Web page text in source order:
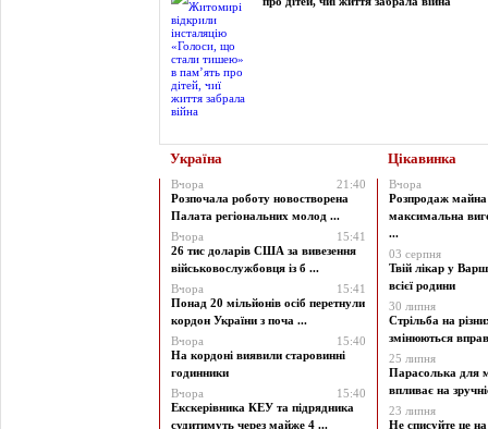
Україна Цікавинка
Вчора
21:40
Розпочала роботу новостворена
Палата регіональних молод ...
Вчора
15:41
26 тис доларів США за вивезення
військовослужбовця із б ...
Вчора
15:41
Понад 20 мільйонів осіб перетнули
кордон України з поча ...
Вчора
15:40
На кордоні виявили старовинні
годинники
Вчора
15:40
Екскерівника КЕУ та підрядника
судитимуть через майже 4 ...
Вчора
Розпродаж майна
максимальна
...
03 серпня
Твій лікар у
всієї родини
30 липня
Стрільба на
змінюються
25 липня
Парасолька для
впливає на
23 липня
Не списуйте це